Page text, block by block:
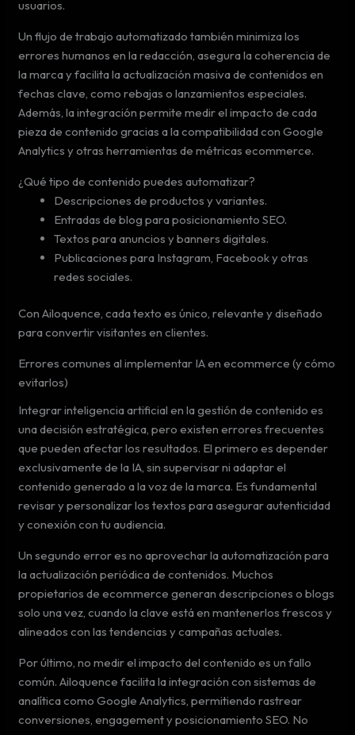
usuarios.
Un flujo de trabajo automatizado también minimiza los
errores humanos en la redacción, asegura la coherencia de
la marca y facilita la actualización masiva de contenidos en
fechas clave, como rebajas o lanzamientos especiales.
Además, la integración permite medir el impacto de cada
pieza de contenido gracias a la compatibilidad con Google
Analytics y otras herramientas de métricas ecommerce.
¿Qué tipo de contenido puedes automatizar?
Descripciones de productos y variantes.
Entradas de blog para posicionamiento SEO.
Textos para anuncios y banners digitales.
Publicaciones para Instagram, Facebook y otras
redes sociales.
Con Ailoquence, cada texto es único, relevante y diseñado
para convertir visitantes en clientes.
Errores comunes al implementar IA en ecommerce (y cómo
evitarlos)
Integrar inteligencia artificial en la gestión de contenido es
una decisión estratégica, pero existen errores frecuentes
que pueden afectar los resultados. El primero es depender
exclusivamente de la IA, sin supervisar ni adaptar el
contenido generado a la voz de la marca. Es fundamental
revisar y personalizar los textos para asegurar autenticidad
y conexión con tu audiencia.
Un segundo error es no aprovechar la automatización para
la actualización periódica de contenidos. Muchos
propietarios de ecommerce generan descripciones o blogs
solo una vez, cuando la clave está en mantenerlos frescos y
alineados con las tendencias y campañas actuales.
Por último, no medir el impacto del contenido es un fallo
común. Ailoquence facilita la integración con sistemas de
analítica como Google Analytics, permitiendo rastrear
conversiones, engagement y posicionamiento SEO. No